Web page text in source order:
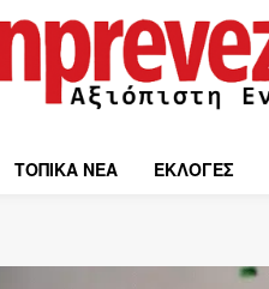
ΤΟΠΙΚΑ ΝΕΑ ΕΚΛΟΓΕΣ